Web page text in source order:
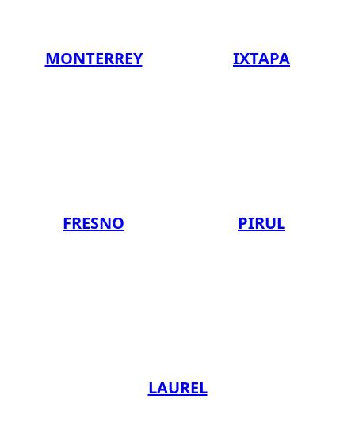
MONTERREY IXTAPA
FRESNO PIRUL
LAUREL